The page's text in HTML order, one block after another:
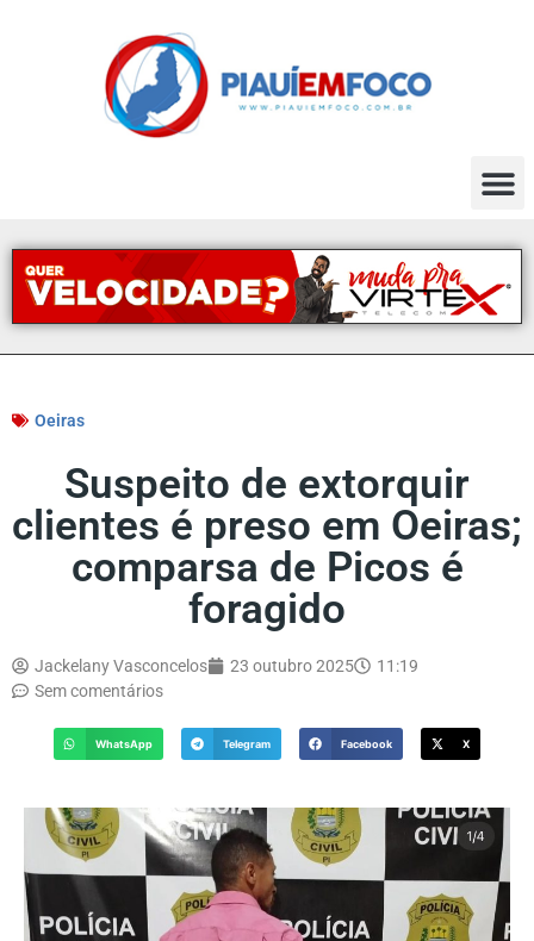
Oeiras
Suspeito de extorquir
clientes é preso em Oeiras;
comparsa de Picos é
foragido
Jackelany Vasconcelos 23 outubro 2025
11:19
Sem comentários
WhatsApp Telegram Facebook X